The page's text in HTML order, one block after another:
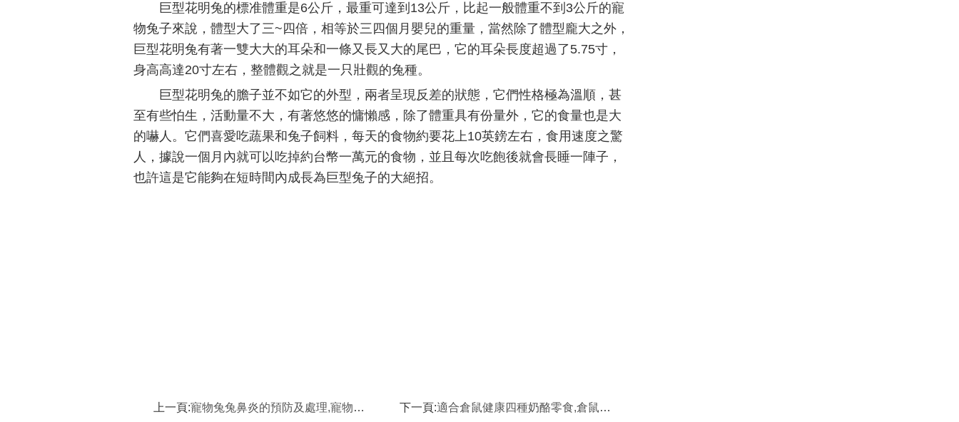
巨型花明兔的標准體重是6公斤，最重可達到13公斤，比起一般體重不到3公斤的寵
物兔子來說，體型大了三~四倍，相等於三四個月嬰兒的重量，當然除了體型龐大之外，
巨型花明兔有著一雙大大的耳朵和一條又長又大的尾巴，它的耳朵長度超過了5.75寸，
身高高達20寸左右，整體觀之就是一只壯觀的兔種。
巨型花明兔的膽子並不如它的外型，兩者呈現反差的狀態，它們性格極為溫順，甚
至有些怕生，活動量不大，有著悠悠的慵懶感，除了體重具有份量外，它的食量也是大
的嚇人。它們喜愛吃蔬果和兔子飼料，每天的食物約要花上10英鎊左右，食用速度之驚
人，據說一個月內就可以吃掉約台幣一萬元的食物，並且每次吃飽後就會長睡一陣子，
也許這是它能夠在短時間內成長為巨型兔子的大絕招。
上一頁:寵物兔兔鼻炎的預防及處理,寵物兔最應注意的四大疾病 下一頁:適合倉鼠健康四種奶酪零食,倉鼠的壽命